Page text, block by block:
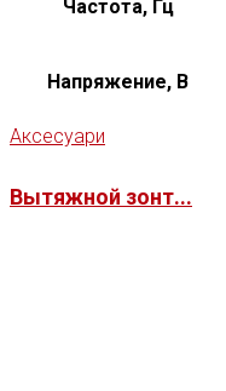
Частота, Гц
Напряжение, В
Аксесуари
Вытяжной зонт...